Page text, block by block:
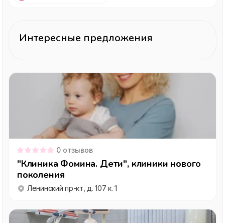
Интересные предложения
0 отзывов
"Клиника Фомина. Дети", клиники нового
поколения
Ленинский пр-кт, д. 107 к. 1